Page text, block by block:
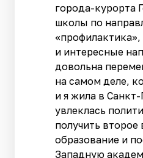
города-курорта
школы по
и интересные
довольна
на самом деле,
и я жила в
увлеклась
получить
образование и
Западную